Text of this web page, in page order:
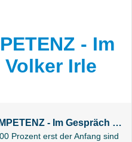
- Im
Irle
#063 SYSTEMKOMPETENZ - Im Gespräch mit Volker Irle
Prozent erst der Anfang sind